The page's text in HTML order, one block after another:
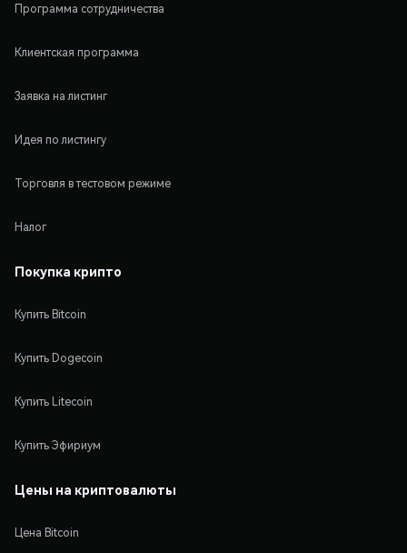
Программа сотрудничества
Клиентская программа
Заявка на листинг
Идея по листингу
Торговля в тестовом режиме
Налог
Покупка крипто
Купить Bitcoin
Купить Dogecoin
Купить Litecoin
Купить Эфириум
Цены на криптовалюты
Цена Bitcoin